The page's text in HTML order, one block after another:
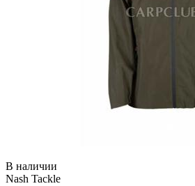
В наличии
Nash Tackle